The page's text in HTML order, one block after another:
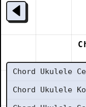
Chord Ukulele
Chord Ukulele